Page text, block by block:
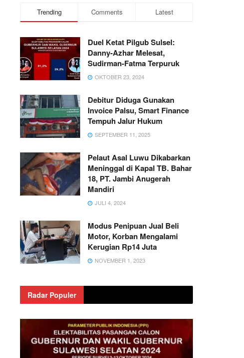
Trending Comments Latest
Duel Ketat Pilgub Sulsel:
Danny-Azhar Melesat,
Sudirman-Fatma Terpuruk
OKTOBER 23, 2024
Debitur Diduga Gunakan
Invoice Palsu, Smart Finance
Tempuh Jalur Hukum
SEPTEMBER 11, 2025
Pelaut Asal Luwu Dikabarkan
Meninggal di Kapal TB. Bahar
18, PT. Jambi Anugerah
Mandiri
JULI 4, 2024
Modus Penipuan Jual Beli
Motor, Korban Mengalami
Kerugian Rp14 Juta
NOVEMBER 1, 2023
Radar Populer